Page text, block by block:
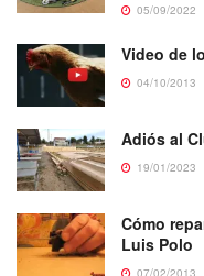
05/09/2022
Video de
04/10/2013
Adiós al
19/01/2023
Cómo
Luis Polo